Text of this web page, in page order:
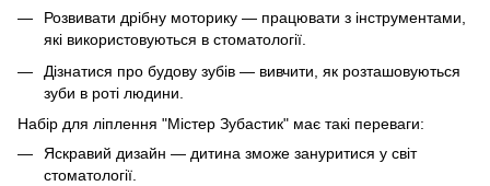
Розвивати дрібну моторику — працювати з інструментами,
які використовуються в стоматології.
Дізнатися про будову зубів — вивчити, як розташовуються
зуби в роті людини.
Набір для ліплення "Містер Зубастик" має такі переваги:
Яскравий дизайн — дитина зможе зануритися у світ
стоматології.